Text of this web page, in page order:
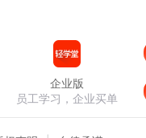
企业版
员工学习，企业买单